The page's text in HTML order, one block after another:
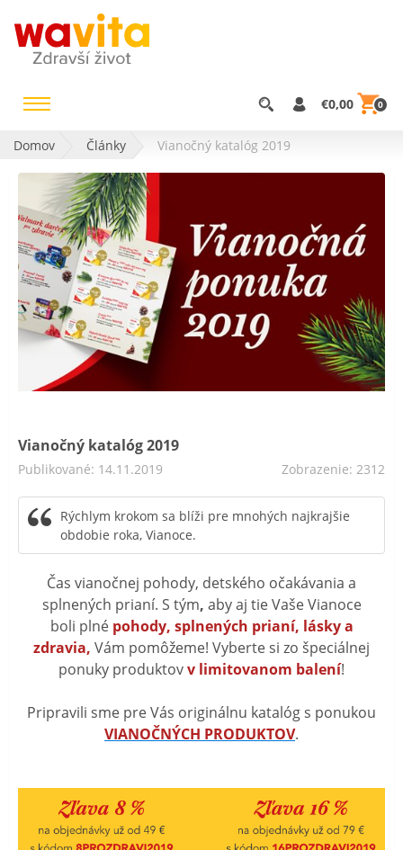
€0,00 0
Domov Články Vianočný katalóg 2019
Vianočný katalóg 2019
Publikované: 14.11.2019 Zobrazenie: 2312
Rýchlym krokom sa blíži pre mnohých najkrajšie
obdobie roka, Vianoce.
Čas vianočnej pohody, detského očakávania a
splnených prianí. S tým, aby aj tie Vaše Vianoce
boli plné pohody, splnených prianí, lásky a
zdravia, Vám pomôžeme! Vyberte si zo špeciálnej
ponuky produktovv limitovanom balení!
Pripravili sme pre Vás originálnu katalóg s ponukou
VIANOČNÝCH PRODUKTOV.